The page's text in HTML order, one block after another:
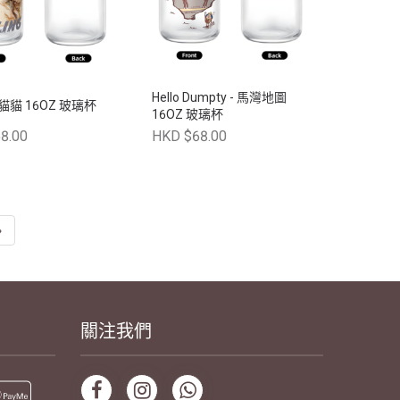
貓 16OZ 玻璃杯
Hello Dumpty - 馬灣地圖
16OZ 玻璃杯
HKD $68.00
關注我們